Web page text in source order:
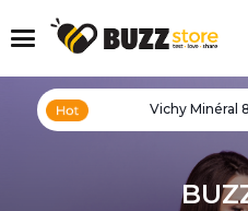
Vichy Minéral